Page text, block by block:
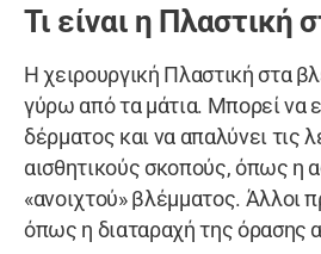
Τι είναι η Πλαστική
Η χειρουργική Πλαστική στα
γύρω από τα μάτια. Μπορεί να
δέρματος και να απαλύνει τις
αισθητικούς σκοπούς, όπως η
«ανοιχτού» βλέμματος. Άλλοι
όπως η διαταραχή της όρασης